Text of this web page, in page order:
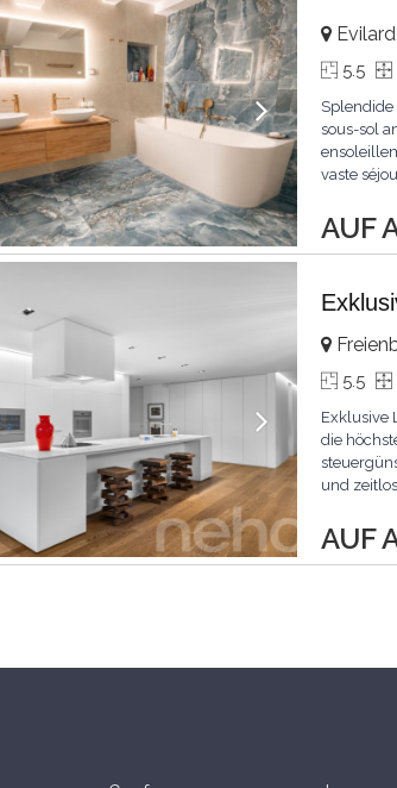
AUF
Evilard
5.5
Splendide
sous-sol
vaste
AUF
5.5
Exklusive
die
und